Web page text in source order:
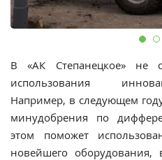
В «АК Степанецкое» не
использования
Например, в следующем
минудобрения по
этом поможет
новейшего оборудования,